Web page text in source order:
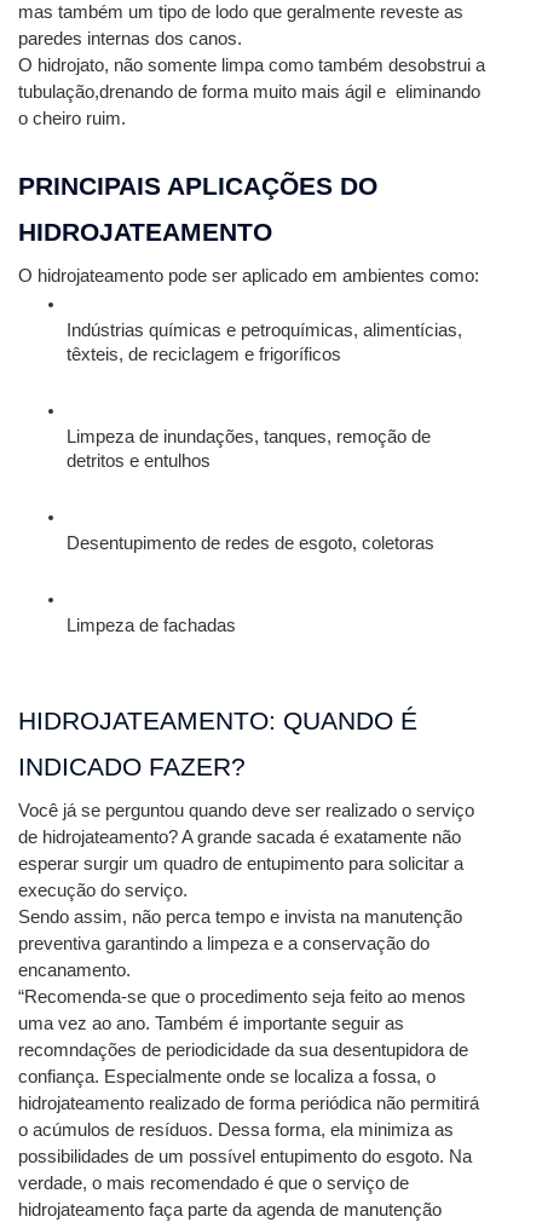
mas também um tipo de lodo que geralmente reveste as
paredes internas dos canos.
O hidrojato, não somente limpa como também desobstrui a
tubulação,drenando de forma muito mais ágil e  eliminando
o cheiro ruim.
PRINCIPAIS APLICAÇÕES DO
HIDROJATEAMENTO
O hidrojateamento pode ser aplicado em ambientes como:
Indústrias químicas e petroquímicas, alimentícias,
têxteis, de reciclagem e frigoríficos
Limpeza de inundações, tanques, remoção de
detritos e entulhos
Desentupimento de redes de esgoto, coletoras
Limpeza de fachadas
HIDROJATEAMENTO: QUANDO É
INDICADO FAZER?
Você já se perguntou quando deve ser realizado o serviço
de hidrojateamento? A grande sacada é exatamente não
esperar surgir um quadro de entupimento para solicitar a
execução do serviço.
Sendo assim, não perca tempo e invista na manutenção
preventiva garantindo a limpeza e a conservação do
encanamento.
“Recomenda-se que o procedimento seja feito ao menos
uma vez ao ano. Também é importante seguir as
recomndações de periodicidade da sua desentupidora de
confiança. Especialmente onde se localiza a fossa, o
hidrojateamento realizado de forma periódica não permitirá
o acúmulos de resíduos. Dessa forma, ela minimiza as
possibilidades de um possível entupimento do esgoto. Na
hidrojateamento faça parte da agenda de manutenção